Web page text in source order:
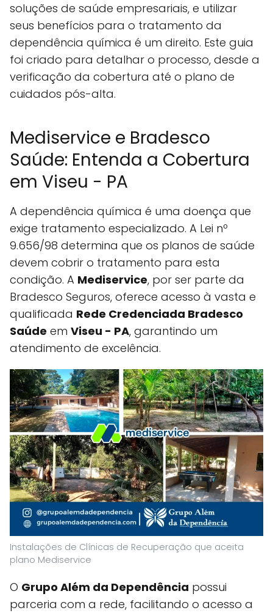
soluções de saúde empresariais, e utilizar
seus benefícios para o tratamento da
dependência química é um direito. Este guia
foi criado para detalhar o processo, desde a
verificação da cobertura até o plano de
cuidados pós-alta.
Mediservice e Bradesco
Saúde: Entenda a Cobertura
em Viseu - PA
A dependência química é uma doença que
exige tratamento especializado. A Lei nº
9.656/98 determina que os planos de saúde
devem cobrir o tratamento para esta
condição. A Mediservice, por ser parte da
Bradesco Seguros, oferece acesso à vasta e
qualificada Rede Credenciada Bradesco
Saúde em Viseu - PA, garantindo um
atendimento de excelência.
Instalações de Clínicas de Recuperação que aceita
plano Mediservice
O Grupo Além da Dependência possui
parceria com a rede, facilitando o acesso a